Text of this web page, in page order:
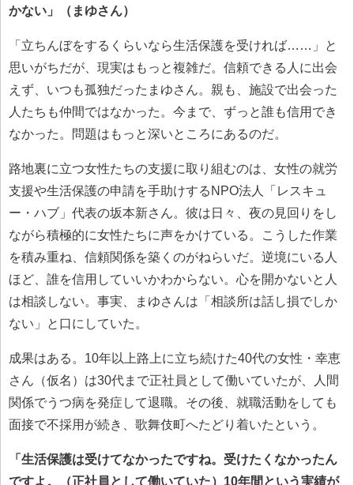
かない」（まゆさん）
「立ちんぼをするくらいなら生活保護を受ければ……」と
思いがちだが、現実はもっと複雑だ。信頼できる人に出会
えず、いつも孤独だったまゆさん。親も、施設で出会った
人たちも仲間ではなかった。今まで、ずっと誰も信用でき
なかった。問題はもっと深いところにあるのだ。
路地裏に立つ女性たちの支援に取り組むのは、女性の就労
支援や生活保護の申請を手助けするNPO法人「レスキュ
ー・ハブ」代表の坂本新さん。彼は日々、夜の見回りをし
ながら積極的に女性たちに声をかけている。こうした作業
を積み重ね、信頼関係を築くのがねらいだ。逆境にいる人
ほど、誰を信用していいかわからない。心を開かないと人
は相談しない。事実、まゆさんは「相談所は話し損でしか
ない」と口にしていた。
成果はある。10年以上路上に立ち続けた40代の女性・幸恵
さん（仮名）は30代まで正社員として働いていたが、人間
関係でうつ病を発症して退職。その後、就職活動をしても
面接で不採用が続き、歌舞伎町へたどり着いたという。
「生活保護は受けてなかったですね。受けたくなかったん
ですよ。（正社員として働いていた）10年間という実績が